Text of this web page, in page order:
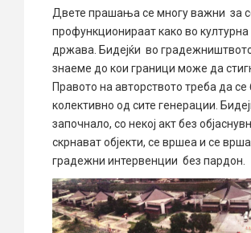
Двете прашања се многу важни за
профункционираат како во
држава. Бидејќи во
знаеме до кои граници може да
Правото на авторството треба да се
колективно од сите генерации.
започнало, со некој акт без
скрнават објекти, се вршеа и се
градежни интервенции без пардон.